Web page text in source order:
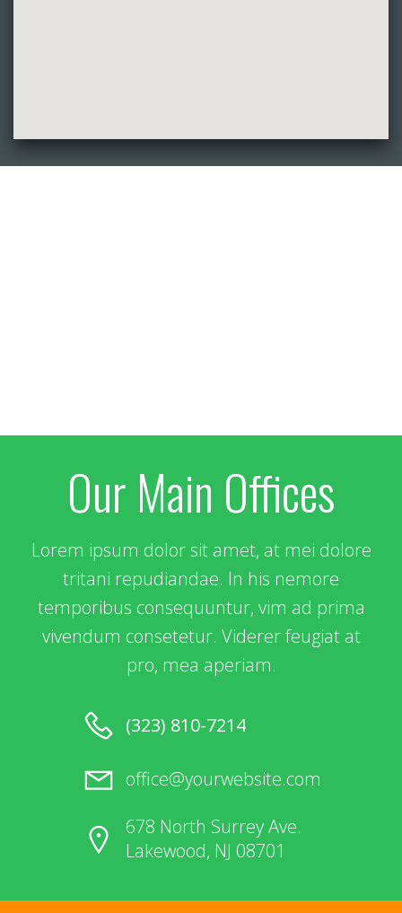
Our Main Offices
Lorem ipsum dolor sit amet, at mei dolore
tritani repudiandae. In his nemore
temporibus consequuntur, vim ad prima
vivendum consetetur. Viderer feugiat at
pro, mea aperiam.
(323) 810-7214
office@yourwebsite.com
678 North Surrey Ave.
Lakewood, NJ 08701